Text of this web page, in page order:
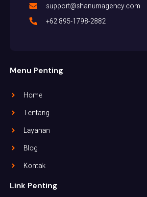
support@shanumagency.com
+62 895-1798-2882
Menu Penting
Home
Tentang
Layanan
Blog
Kontak
Link Penting